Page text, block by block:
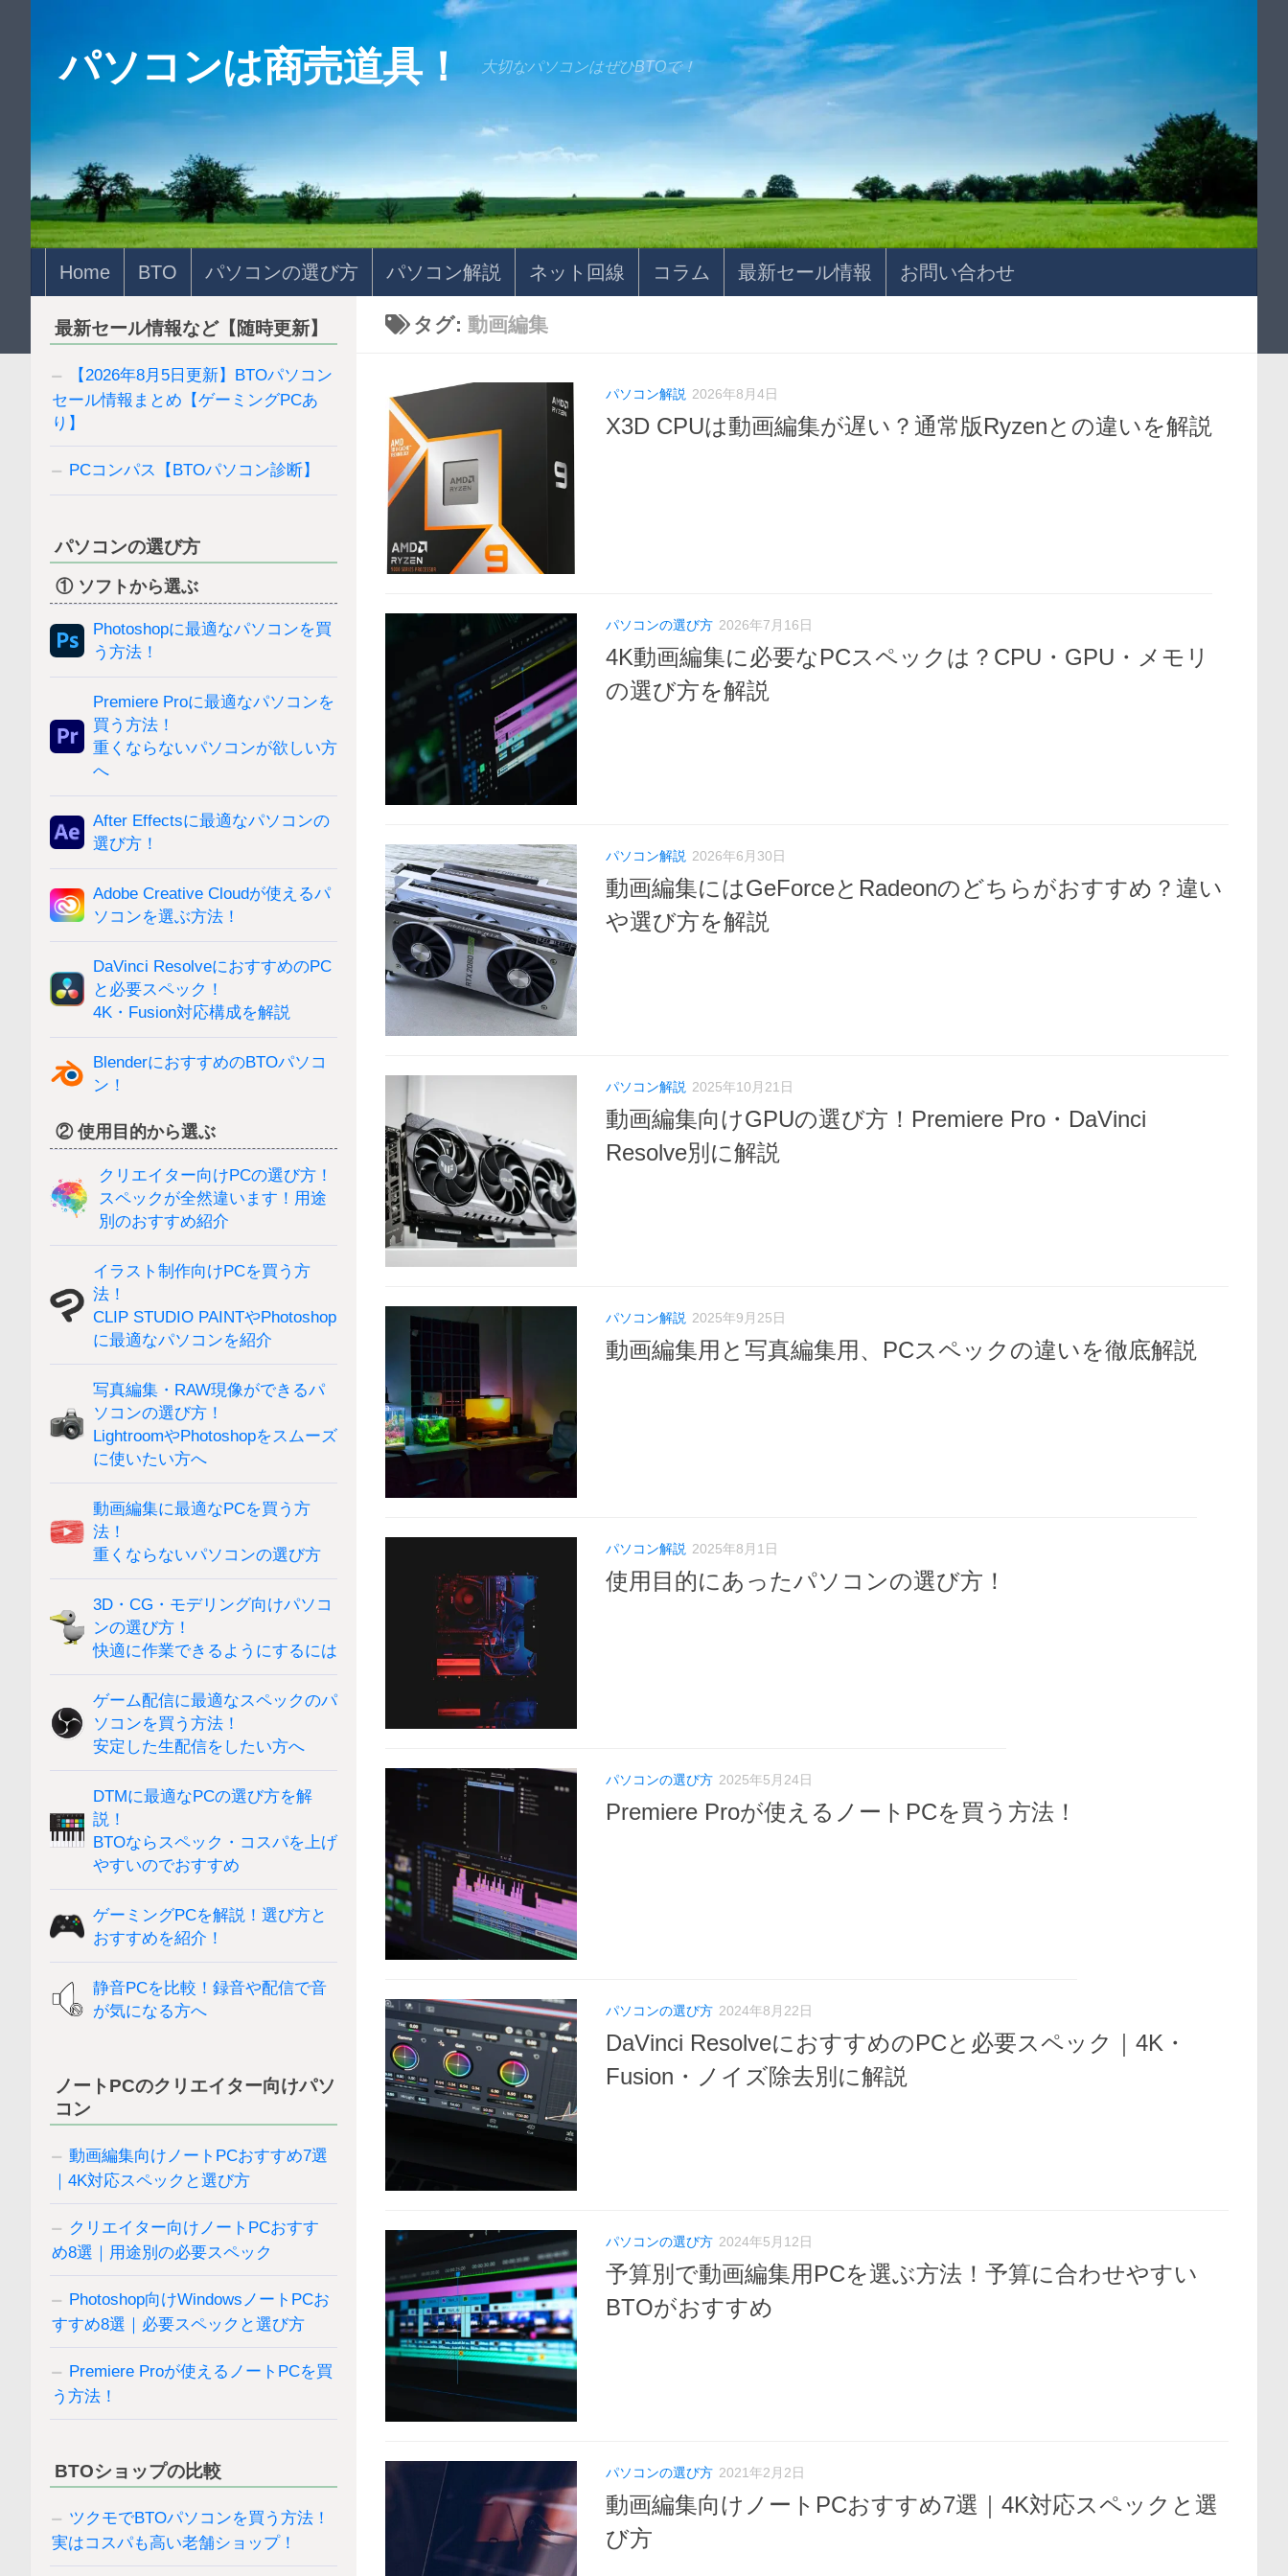
パソコンは商売道具！ 大切なパソコンはぜひBTOで！
Home BTO パソコンの選び方 パソコン解説 ネット回線 コラム 最新セール情報 お問い合わせ
タグ: 動画編集
パソコン解説 2026年8月4日
X3D CPUは動画編集が遅い？通常版Ryzenとの違いを解説
パソコンの選び方 2026年7月16日
4K動画編集に必要なPCスペックは？CPU・GPU・メモリ
の選び方を解説
パソコン解説 2026年6月30日
動画編集にはGeForceとRadeonのどちらがおすすめ？違い
や選び方を解説
パソコン解説 2025年10月21日
動画編集向けGPUの選び方！Premiere Pro・DaVinci
Resolve別に解説
パソコン解説 2025年9月25日
動画編集用と写真編集用、PCスペックの違いを徹底解説
パソコン解説 2025年8月1日
使用目的にあったパソコンの選び方！
パソコンの選び方 2025年5月24日
Premiere Proが使えるノートPCを買う方法！
パソコンの選び方 2024年8月22日
DaVinci ResolveにおすすめのPCと必要スペック｜4K・
Fusion・ノイズ除去別に解説
パソコンの選び方 2024年5月12日
予算別で動画編集用PCを選ぶ方法！予算に合わせやすい
BTOがおすすめ
パソコンの選び方 2021年2月2日
動画編集向けノートPCおすすめ7選｜4K対応スペックと選
び方
最新セール情報など【随時更新】
【2026年8月5日更新】BTOパソコン
セール情報まとめ【ゲーミングPCあ
り】
PCコンパス【BTOパソコン診断】
パソコンの選び方
① ソフトから選ぶ
Photoshopに最適なパソコンを買
う方法！
Premiere Proに最適なパソコンを
買う方法！
重くならないパソコンが欲しい方
へ
After Effectsに最適なパソコンの
選び方！
Adobe Creative Cloudが使えるパ
ソコンを選ぶ方法！
DaVinci ResolveにおすすめのPC
と必要スペック！
4K・Fusion対応構成を解説
BlenderにおすすめのBTOパソコ
ン！
② 使用目的から選ぶ
クリエイター向けPCの選び方！
スペックが全然違います！用途
別のおすすめ紹介
イラスト制作向けPCを買う方
法！
CLIP STUDIO PAINTやPhotoshop
に最適なパソコンを紹介
写真編集・RAW現像ができるパ
ソコンの選び方！
LightroomやPhotoshopをスムーズ
に使いたい方へ
動画編集に最適なPCを買う方
法！
重くならないパソコンの選び方
3D・CG・モデリング向けパソコ
ンの選び方！
快適に作業できるようにするには
ゲーム配信に最適なスペックのパ
ソコンを買う方法！
安定した生配信をしたい方へ
DTMに最適なPCの選び方を解
説！
BTOならスペック・コスパを上げ
やすいのでおすすめ
ゲーミングPCを解説！選び方と
おすすめを紹介！
静音PCを比較！録音や配信で音
が気になる方へ
ノートPCのクリエイター向けパソ
コン
動画編集向けノートPCおすすめ7選
｜4K対応スペックと選び方
クリエイター向けノートPCおすす
め8選｜用途別の必要スペック
Photoshop向けWindowsノートPCお
すすめ8選｜必要スペックと選び方
Premiere Proが使えるノートPCを買
う方法！
BTOショップの比較
ツクモでBTOパソコンを買う方法！
実はコスパも高い老舗ショップ！